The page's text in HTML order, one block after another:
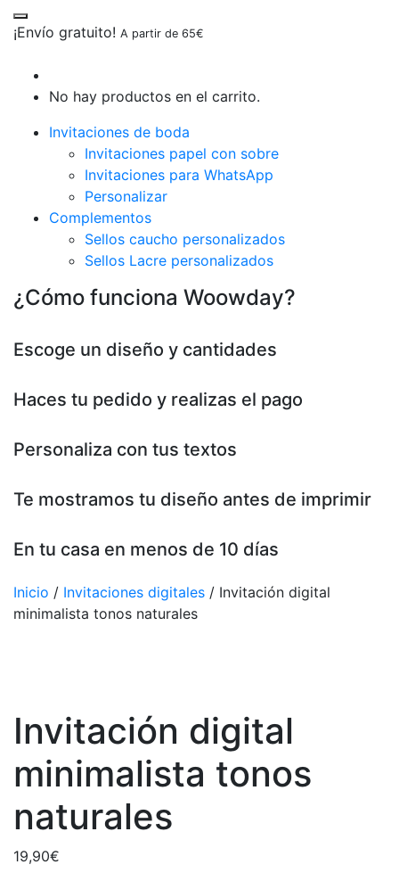
¡Envío gratuito! A partir de 65€
No hay productos en el carrito.
Invitaciones de boda
Invitaciones papel con sobre
Invitaciones para WhatsApp
Personalizar
Complementos
Sellos caucho personalizados
Sellos Lacre personalizados
¿Cómo funciona Woowday?
Escoge un diseño y cantidades
Haces tu pedido y realizas el pago
Personaliza con tus textos
Te mostramos tu diseño antes de imprimir
En tu casa en menos de 10 días
Inicio / Invitaciones digitales / Invitación digital
minimalista tonos naturales
Invitación digital
minimalista tonos
naturales
19,90€